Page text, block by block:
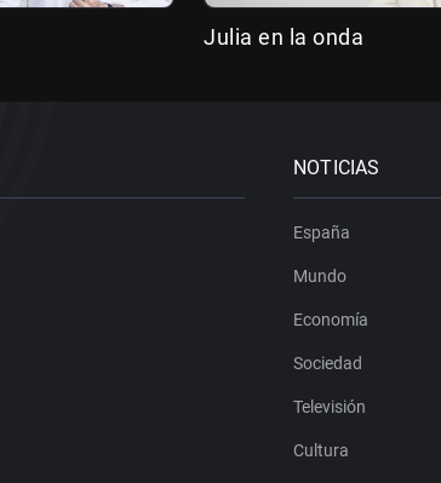
Julia en la onda
NOTICIAS
España
Mundo
Economía
Sociedad
Televisión
Cultura